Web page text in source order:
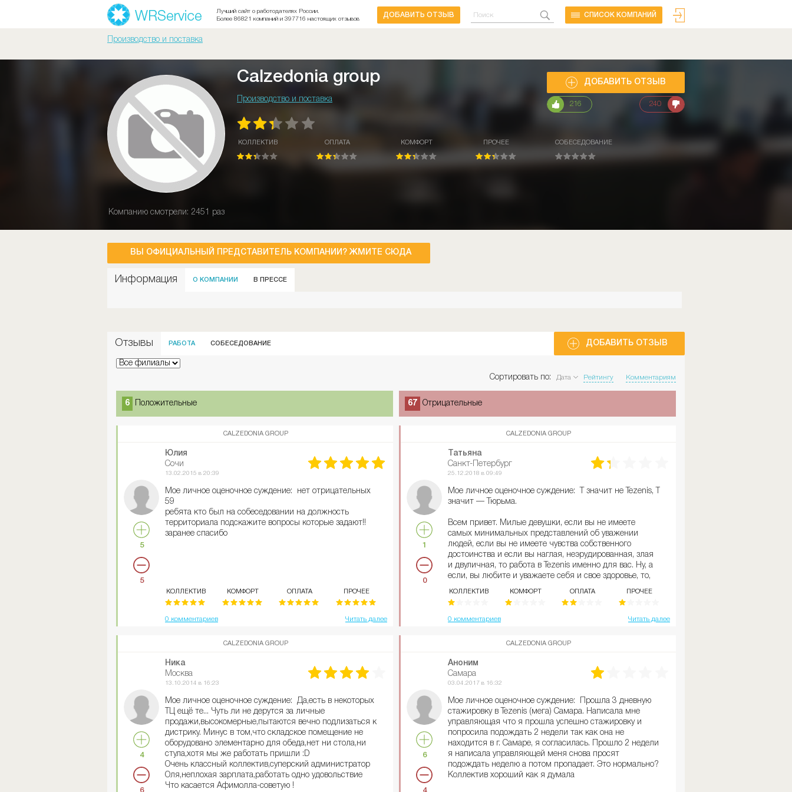
Лучший сайт о работодателях России.
Более 86821 компаний и 397716 настоящих отзывов
ДОБАВИТЬ ОТЗЫВ CПИСОК КОМПАНИЙ
Производство и поставка
Компанию смотрели: 2451 раз
Calzedonia group
Производство и поставка
ДОБАВИТЬ ОТЗЫВ
216 240
КОЛЛЕКТИВ ОПЛАТА КОМФОРТ ПРОЧЕЕ СОБЕСЕДОВАНИЕ
ВЫ ОФИЦИАЛЬНЫЙ ПРЕДСТАВИТЕЛЬ КОМПАНИИ? ЖМИТЕ СЮДА
Информация О КОМПАНИИ В ПРЕССЕ
Отзывы РАБОТА СОБЕСЕДОВАНИЕ ДОБАВИТЬ ОТЗЫВ
Сортировать по: Дата Рейтингу Комментариям
6 Положительные 67 Отрицательные
CALZEDONIA GROUP
5
5
Юлия
Сочи
13.02.2015 в 20:39
Мое личное оценочное суждение: нет отрицательных
59
ребята кто был на собеседовании на должность
территориала подскажите вопросы которые задают!!
заранее спасибо
КОЛЛЕКТИВ КОМФОРТ ОПЛАТА ПРОЧЕЕ
0 комментариев Читать далее
CALZEDONIA GROUP
4
6
Ника
Москва
13.10.2014 в 16:23
Мое личное оценочное суждение: Да,есть в некоторых
ТЦ ещё те... Чуть ли не дерутся за личные
продажи,высокомерные,пытаются вечно подлизаться к
дистрику. Минус в том,что складское помещение не
оборудовано элементарно для обеда,нет ни стола,ни
стула,хотя мы же работать пришли :D
Очень классный коллектив,суперский администратор
Оля,неплохая зарплата,работать одно удовольствие
Что касается Афимолла-советую !
CALZEDONIA GROUP
1
0
Татьяна
Санкт-Петербург
25.12.2018 в 09:49
Мое личное оценочное суждение: Т значит не Tezenis, Т
значит — Тюрьма.
Всем привет. Милые девушки, если вы не имеете
самых минимальных представлений об уважении
людей, если вы не имеете чувства собственного
достоинства и если вы наглая, неэрудированная, злая
и двуличная, то работа в Tezenis именно для вас. Ну, а
если, вы любите и уважаете себя и свое здоровье, то,
негативным отзывам об этом бренде, я ни за что не
стала бы там работать. Теперь же я вспоминаю дни
Петербург, Каменноостровский просп., 38. Опыт
работы в продажах у меня есть, поэтому имею
представление что и как должно быть. С самого
и вопросов относительно всего и я поняла, что в этой
компании на эти вопросы мне не ответят никогда.
Персонал: Только уборщица и охранники были самыми
адекватными людьми. Остальные же (кассиры, админы
и продавцы) люди, с которыми меня по жизни не
сводило, везло. Быдло девочки (18–23г), которым
очень хорошо вместе, они установили правила,
которые сами нарушают и ни за что никому не дадут их
КОЛЛЕКТИВ КОМФОРТ ОПЛАТА ПРОЧЕЕ
0 комментариев Читать далее
CALZEDONIA GROUP
6
4
Аноним
Самара
03.04.2017 в 16:32
Мое личное оценочное суждение: Прошла 3 дневную
стажировку в Tezenis (мега) Самара. Написала мне
управляющая что я прошла успешно стажировку и
попросила подождать 2 недели так как она не
находится в г. Самаре, я согласилась. Прошло 2 недели
я написала управляющей меня снова просят
подождать неделю а потом пропадает. Это нормально?
Коллектив хороший как я думала